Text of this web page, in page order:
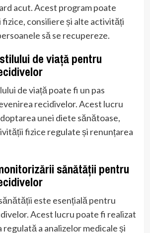
acut. Acest program poate
fizice, consiliere și alte activități
să se recupereze.
de viață pentru
de viață poate fi un pas
recidivelor. Acest lucru
unei diete sănătoase,
fizice regulate și renunțarea
sănătății pentru
este esențială pentru
Acest lucru poate fi realizat
a analizelor medicale și